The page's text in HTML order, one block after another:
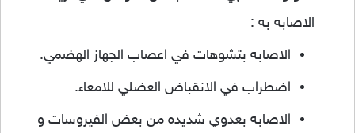
الاصابه به :
الاصابه بتشوهات في اعصاب الجهاز الهضمي.
اضطراب في الانقباض العضلي للامعاء.
الاصابه بعدوي شديده من بعض الفيروسات و